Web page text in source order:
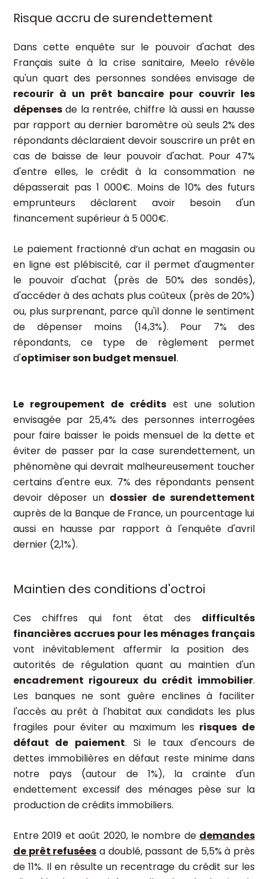
Risque accru de surendettement
Dans cette enquête sur le pouvoir d'achat des
Français suite à la crise sanitaire, Meelo révèle
qu'un quart des personnes sondées envisage de
recourir à un prêt bancaire pour couvrir les
dépenses de la rentrée, chiffre là aussi en hausse
par rapport au dernier baromètre où seuls 2% des
répondants déclaraient devoir souscrire un prêt en
cas de baisse de leur pouvoir d'achat. Pour 47%
d'entre elles, le crédit à la consommation ne
dépasserait pas 1 000€. Moins de 10% des futurs
emprunteurs déclarent avoir besoin d'un
financement supérieur à 5 000€.
Le paiement fractionné d’un achat en magasin ou
en ligne est plébiscité, car il permet d'augmenter
le pouvoir d'achat (près de 50% des sondés),
d'accéder à des achats plus coûteux (près de 20%)
ou, plus surprenant, parce qu'il donne le sentiment
de dépenser moins (14,3%). Pour 7% des
répondants, ce type de règlement permet
d'optimiser son budget mensuel.
Le regroupement de crédits est une solution
envisagée par 25,4% des personnes interrogées
pour faire baisser le poids mensuel de la dette et
éviter de passer par la case surendettement, un
phénomène qui devrait malheureusement toucher
certains d'entre eux. 7% des répondants pensent
devoir déposer un dossier de surendettement
auprès de la Banque de France, un pourcentage lui
aussi en hausse par rapport à l'enquête d'avril
dernier (2,1%).
Maintien des conditions d'octroi
Ces chiffres qui font état des difficultés
financières accrues pour les ménages français
vont inévitablement affermir la position des
autorités de régulation quant au maintien d'un
encadrement rigoureux du crédit immobilier.
Les banques ne sont guère enclines à faciliter
l'accès au prêt à l'habitat aux candidats les plus
fragiles pour éviter au maximum les risques de
défaut de paiement. Si le taux d'encours de
dettes immobilières en défaut reste minime dans
notre pays (autour de 1%), la crainte d'un
endettement excessif des ménages pèse sur la
production de crédits immobiliers.
Entre 2019 et août 2020, le nombre de demandes
de prêt refusées a doublé, passant de 5,5% à près
de 11%. Il en résulte un recentrage du crédit sur les